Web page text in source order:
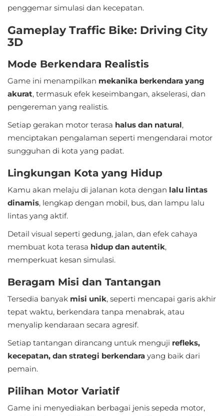
Story-
Driven
Trivia
Word
Apps
Art
Design
&
Beauty
&
Reference
Buku
&
Referensi
penggemar simulasi dan kecepatan.
Gameplay Traffic Bike: Driving City
3D
Mode Berkendara Realistis
Game ini menampilkan mekanika berkendara yang
akurat, termasuk efek keseimbangan, akselerasi, dan
pengereman yang realistis.
Setiap gerakan motor terasa halus dan natural,
menciptakan pengalaman seperti mengendarai motor
sungguhan di kota yang padat.
Lingkungan Kota yang Hidup
Kamu akan melaju di jalanan kota dengan lalu lintas
dinamis, lengkap dengan mobil, bus, dan lampu lalu
lintas yang aktif.
Detail visual seperti gedung, jalan, dan efek cahaya
membuat kota terasa hidup dan autentik,
memperkuat kesan simulasi.
Beragam Misi dan Tantangan
Tersedia banyak misi unik, seperti mencapai garis akhir
tepat waktu, berkendara tanpa menabrak, atau
menyalip kendaraan secara agresif.
Setiap tantangan dirancang untuk menguji refleks,
kecepatan, dan strategi berkendara yang baik dari
pemain.
Pilihan Motor Variatif
Game ini menyediakan berbagai jenis sepeda motor,